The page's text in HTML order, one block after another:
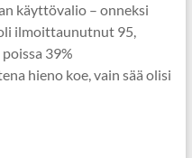
käyttövalio – onneksi
ilmoittaunutnut 95,
39%
hieno koe, vain sää olisi